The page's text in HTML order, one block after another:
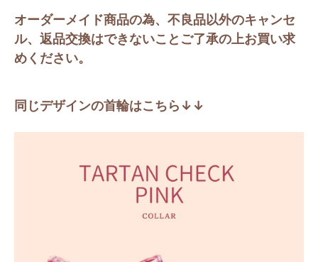
オーダーメイド商品の為、不良品以外のキャンセ
ル、返品交換はできないことご了承の上お買い求
めください。
同じデザインの首輪はこちら↓↓